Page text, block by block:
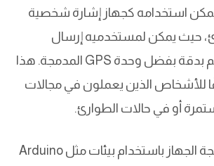
استخدامه كجهاز إشارة شخصية
حيث يمكن لمستخدميه إرسال
إشارات لمواقعهم بدقة بفضل وحدة GPS المدمجة. هذا
للأشخاص الذين يعملون في مجالات
أو في حالات الطوارئ.
كما أن إمكانية برمجة الجهاز باستخدام بيئات مثل Arduino